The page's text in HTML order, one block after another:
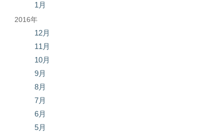
1月
2016年
12月
11月
10月
9月
8月
7月
6月
5月